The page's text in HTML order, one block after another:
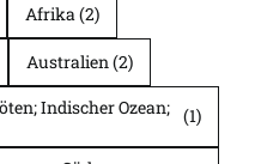
Afrika (2)
Australien (2)
Indischer Ozean; (1)